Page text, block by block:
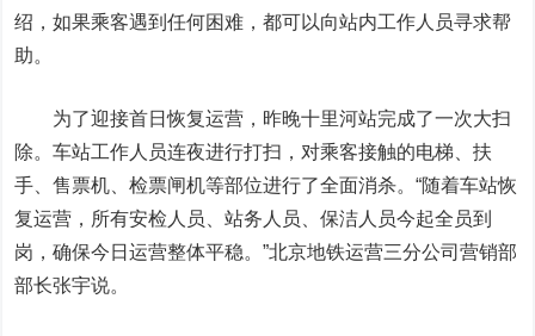
绍，如果乘客遇到任何困难，都可以向站内工作人员寻求帮
助。
为了迎接首日恢复运营，昨晚十里河站完成了一次大扫
除。车站工作人员连夜进行打扫，对乘客接触的电梯、扶
手、售票机、检票闸机等部位进行了全面消杀。“随着车站恢
复运营，所有安检人员、站务人员、保洁人员今起全员到
岗，确保今日运营整体平稳。”北京地铁运营三分公司营销部
部长张宇说。